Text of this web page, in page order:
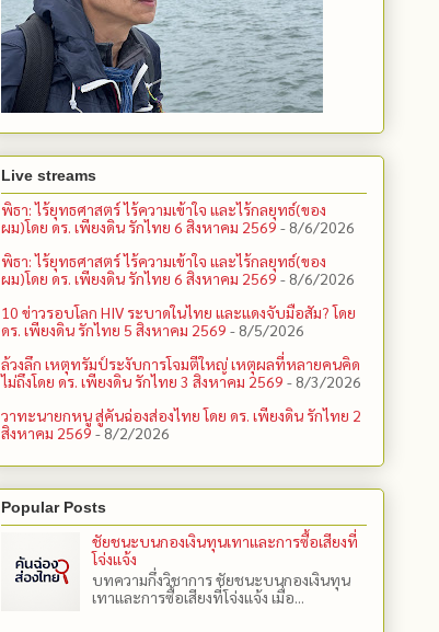
Live streams
พิธา: ไร้ยุทธศาสตร์ ไร้ความเข้าใจ และไร้กลยุทธ์(ของ
ผม)โดย ดร. เพียงดิน รักไทย 6 สิงหาคม 2569 - 8/6/2026
พิธา: ไร้ยุทธศาสตร์ ไร้ความเข้าใจ และไร้กลยุทธ์(ของ
ผม)โดย ดร. เพียงดิน รักไทย 6 สิงหาคม 2569 - 8/6/2026
10 ข่าวรอบโลก HIV ระบาดในไทย และแดงจับมือสัม? โดย
ดร. เพียงดิน รักไทย 5 สิงหาคม 2569 - 8/5/2026
ล้วงลึก เหตุทรัมป์ระงับการโจมตีใหญ่ เหตุผลที่หลายคนคิด
ไม่ถึงโดย ดร. เพียงดิน รักไทย 3 สิงหาคม 2569 - 8/3/2026
วาทะนายกหนู สู่คันฉ่องส่องไทย โดย ดร. เพียงดิน รักไทย 2
สิงหาคม 2569 - 8/2/2026
Popular Posts
ชัยชนะบนกองเงินทุนเทาและการซื้อเสียงที่
โจ่งแจ้ง
บทความกึ่งวิชาการ ชัยชนะบนกองเงินทุน
เทาและการซื้อเสียงที่โจ่งแจ้ง เมื่อ...